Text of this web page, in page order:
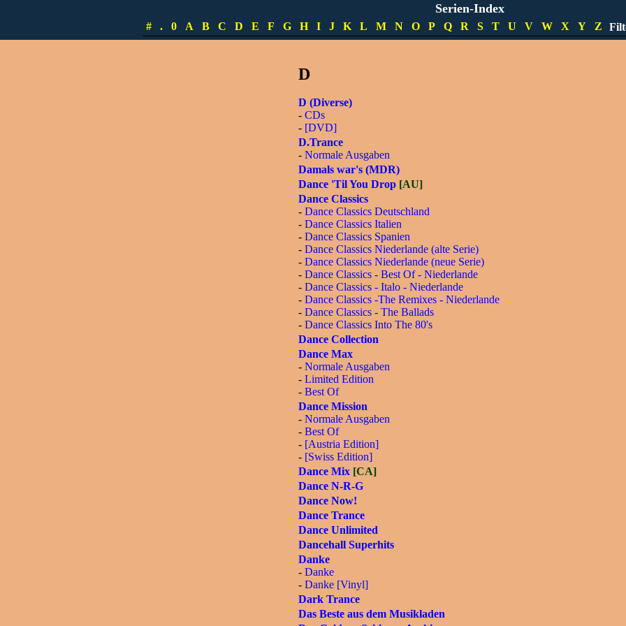
Serien-Index
# . 0 A B C D E F G H I J K L M N O P Q R S T U V W X Y Z
Culture Dance
D
D (Diverse)
- CDs
- [DVD]
D.Trance
- Normale Ausgaben
Damals war's (MDR)
Dance 'Til You Drop [AU]
Dance Classics
- Dance Classics Deutschland
- Dance Classics Italien
- Dance Classics Spanien
- Dance Classics Niederlande (alte Serie)
- Dance Classics Niederlande (neue Serie)
- Dance Classics - Best Of - Niederlande
- Dance Classics - Italo - Niederlande
- Dance Classics -The Remixes - Niederlande
- Dance Classics - The Ballads
- Dance Classics Into The 80's
Dance Collection
Dance Max
- Normale Ausgaben
- Limited Edition
- Best Of
Dance Mission
- Normale Ausgaben
- Best Of
- [Austria Edition]
- [Swiss Edition]
Dance Mix [CA]
Dance N-R-G
Dance Now!
Dance Trance
Dance Unlimited
Dancehall Superhits
Danke
- Danke
- Danke [Vinyl]
Dark Trance
Das Beste aus dem Musikladen